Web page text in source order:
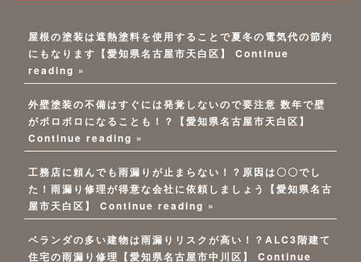
屋根の塗装は遮熱塗料を使用することで夏冬の電気代の節約
にもなります【愛知県名古屋市天白区】
Continue
reading »
外壁塗装の不備はすぐには発覚しないので要注意 数年で壁
がボロボロになることも！？【愛知県名古屋市天白区】
Continue reading »
工務店に頼んでも雨漏りが止まらない！？原因は〇〇でし
た！雨漏り修理が得意な会社に依頼しましょう【愛知県名古
屋市天白区】
Continue reading »
ベランダの多い建物は雨漏りリスクが高い！？ALC3階建て
住宅の雨漏り修理【愛知県名古屋市中川区】
Continue